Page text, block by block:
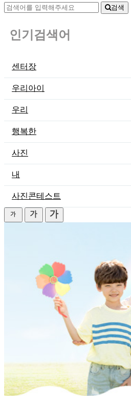
검색
인기검색어
센터장
우리아이
우리
행복한
사진
내
사진콘테스트